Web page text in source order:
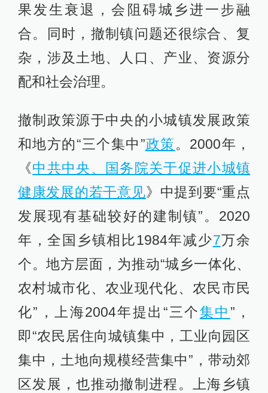
果发生衰退，会阻碍城乡进一步融
合。同时，撤制镇问题还很综合、复
杂，涉及土地、人口、产业、资源分
配和社会治理。
撤制政策源于中央的小城镇发展政策
和地方的“三个集中”政策。2000年，
《中共中央、国务院关于促进小城镇
健康发展的若干意见》中提到要“重点
发展现有基础较好的建制镇”。2020
年，全国乡镇相比1984年减少7万余
个。地方层面，为推动“城乡一体化、
农村城市化、农业现代化、农民市民
化”，上海2004年提出“三个集中 ”，
即“农民居住向城镇集中，工业向园区
集中，土地向规模经营集中”，带动郊
区发展，也推动撤制进程。上海乡镇